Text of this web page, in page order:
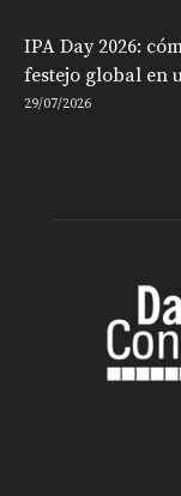
IPA Day 2026:
festejo global en
29/07/2026